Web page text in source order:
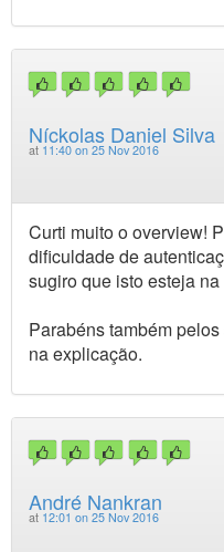
Níckolas Daniel Silva
at 11:40 on 25 Nov 2016
Curti muito o overview!
dificuldade de
sugiro que isto esteja
Parabéns também
na explicação.
André Nankran
at 12:01 on 25 Nov 2016